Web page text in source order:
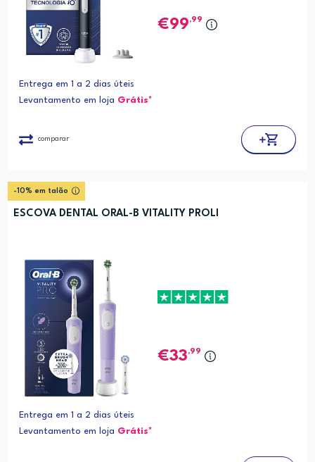
99,99
Entrega em 1 a 2 dias úteis
Levantamento em loja Grátis*
comparar
-10% em talão
ESCOVA DENTAL ORAL-B VITALITY PROLI
33,99
Entrega em 1 a 2 dias úteis
Levantamento em loja Grátis*